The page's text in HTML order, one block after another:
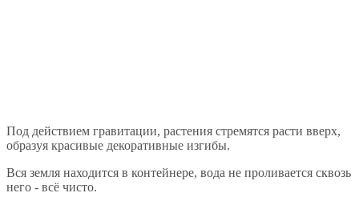
Под действием гравитации, растения стремятся расти вверх,
образуя красивые декоративные изгибы.
Вся земля находится в контейнере, вода не проливается сквозь
него - всё чисто.